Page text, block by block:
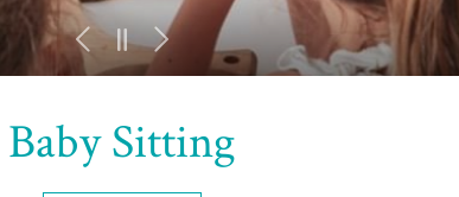
Baby Sitting